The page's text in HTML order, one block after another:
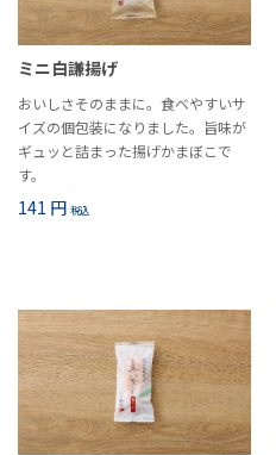
ミニ白謙揚げ
おいしさそのままに。食べやすいサ
イズの個包装になりました。旨味が
ギュッと詰まった揚げかまぼこで
す。
141 円 税込